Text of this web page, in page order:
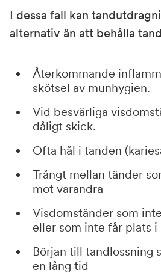
I dessa fall kan
alternativ än att behålla
Återkommande
skötsel av munhygien.
Vid besvärliga
dåligt skick.
Ofta hål i tanden
Trångt mellan tänder
mot varandra
Visdomständer som
eller som inte får plats
Början till tandlossning
en lång tid